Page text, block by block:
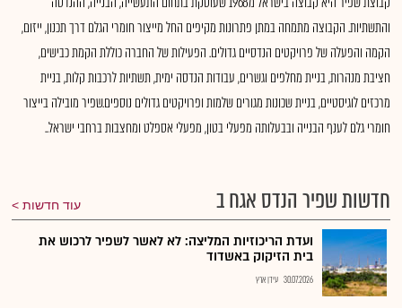
והתשתיות. הקבוצה מתמחה במתן פתרונות מקיפים החל מייצור חומרי הגלם דרך תכנון, ייזום,
הקמה והפעלה של פרויקטים הנדסיים גדולים. הפעילות של החברה כוללת הקמת כבישים,
חציבת מנהרות, בניית מחלפים וגשרים, עבודות הנדסה ימית, תשתיות לרכבות קלות, בניית
מרכזים לוגיסטיים, בניית שכונות מגורים שלמות ופרויקטים גדולים נוספים.שפיר מובילה בייצור
חומרי גלם לענף הבנייה ובבעלותה מפעלי בטון, מפעלי אספלט ומחצבות ברחבי ישראל..
חדשות שפיר הנדס אגח ב עוד חדשות
ועדת הריכוזיות המליצה: לא לאשר לשפיר לרכוש את
בית הזיקוק באשדוד
30.07.2026 עידן ארץ